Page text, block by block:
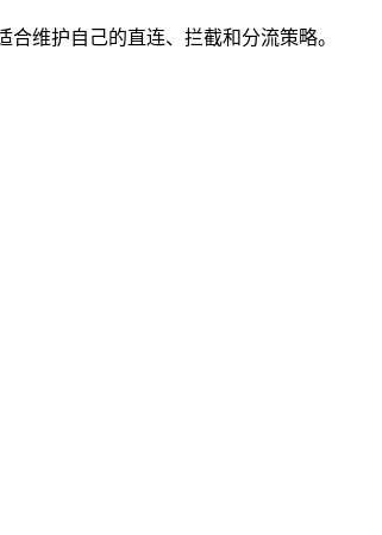
合维护自己的直连、拦截和分流策略。